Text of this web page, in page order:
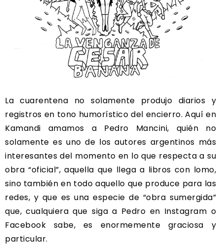
La cuarentena no solamente produjo diarios y
registros en tono humorístico del encierro. Aquí en
Kamandi amamos a Pedro Mancini, quién no
solamente es uno de los autores argentinos más
interesantes del momento en lo que respecta a su
obra “oficial”, aquella que llega a libros con lomo,
sino también en todo aquello que produce para las
redes, y que es una especie de “obra sumergida”
que, cualquiera que siga a Pedro en Instagram o
Facebook sabe, es enormemente graciosa y
particular.